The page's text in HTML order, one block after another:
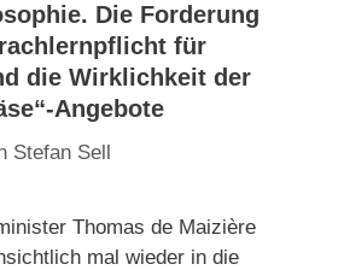
Die Forderung
für
die Wirklichkeit der
Angebote
Stefan Sell
Thomas de Maizière
mal wieder in die